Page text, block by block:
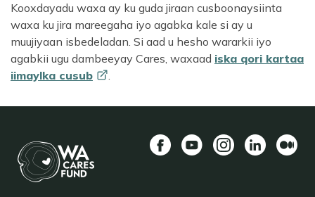
Kooxdayadu waxa ay ku guda jiraan cusboonaysiinta
waxa ku jira mareegaha iyo agabka kale si ay u
muujiyaan isbedeladan. Si aad u hesho wararkii iyo
agabkii ugu dambeeyay Cares, waxaad iska qori kartaa
iimaylka cusub .